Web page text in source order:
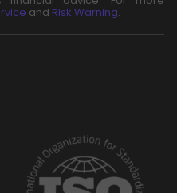
and Risk Warning.